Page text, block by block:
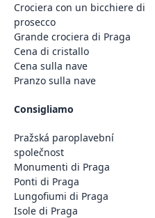
Crociera con un bicchiere di
prosecco
Grande crociera di Praga
Cena di cristallo
Cena sulla nave
Pranzo sulla nave
Consigliamo
Pražská paroplavební
společnost
Monumenti di Praga
Ponti di Praga
Lungofiumi di Praga
Isole di Praga